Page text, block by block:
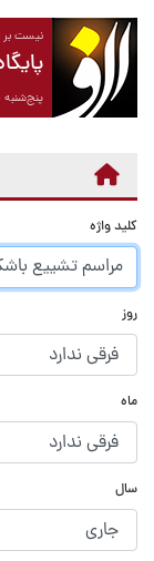
نیست بر
پنج‌شنبه ۱۵ مرداد ۱۴۰۵ برابر با ۰۶ آگوست ۲۰۲۶
کلید واژه
روز
ماه
سال